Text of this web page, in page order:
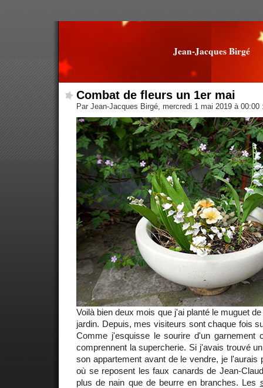
Jean-Jacques Birgé
Combat de fleurs un 1er mai
Par Jean-Jacques Birgé, mercredi 1 mai 2019 à 00:00
Voilà bien deux mois que j'ai planté le muguet
jardin. Depuis, mes visiteurs sont chaque fois
Comme j'esquisse le sourire d'un garnement
comprennent la supercherie. Si j'avais trouvé
son appartement avant de le vendre, je l'aurais
où se reposent les faux canards de Jean-
plus de nain que de beurre en branches. Les